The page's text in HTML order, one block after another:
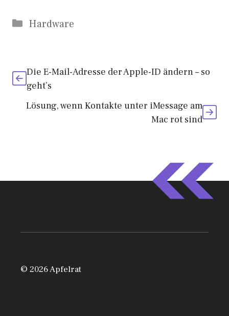
Kategorien
Hardware
Die E-Mail-Adresse der Apple-ID ändern – so
geht’s
Lösung, wenn Kontakte unter iMessage am
Mac rot sind
© 2026 Apfelrat